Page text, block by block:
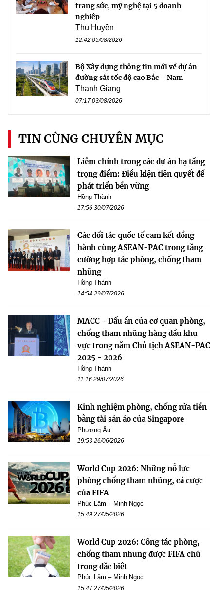
trang sức, mỹ nghệ tại 5 doanh
nghiệp
Thu Huyền
12:42 05/08/2026
Bộ Xây dựng thông tin mới về dự án
đường sắt tốc độ cao Bắc – Nam
Thanh Giang
07:17 03/08/2026
TIN CÙNG CHUYÊN MỤC
Liêm chính trong các dự án hạ tầng
trọng điểm: Điều kiện tiên quyết để
phát triển bền vững
Hồng Thành
17:56 30/07/2026
Các đối tác quốc tế cam kết đồng
hành cùng ASEAN-PAC trong tăng
cường hợp tác phòng, chống tham
nhũng
Hồng Thành
14:54 29/07/2026
MACC - Dấu ấn của cơ quan phòng,
chống tham nhũng hàng đầu khu
vực trong năm Chủ tịch ASEAN-PAC
2025 - 2026
Hồng Thành
11:16 29/07/2026
Kinh nghiệm phòng, chống rửa tiền
bằng tài sản ảo của Singapore
Phương Âu
19:53 26/06/2026
World Cup 2026: Những nỗ lực
phòng chống tham nhũng, cá cược
của FIFA
Phúc Lâm – Minh Ngọc
15:49 27/05/2026
World Cup 2026: Công tác phòng,
chống tham nhũng được FIFA chú
trọng đặc biệt
Phúc Lâm – Minh Ngọc
15:47 27/05/2026